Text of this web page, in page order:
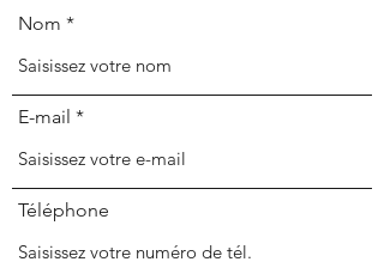
Nom
E-mail
Téléphone